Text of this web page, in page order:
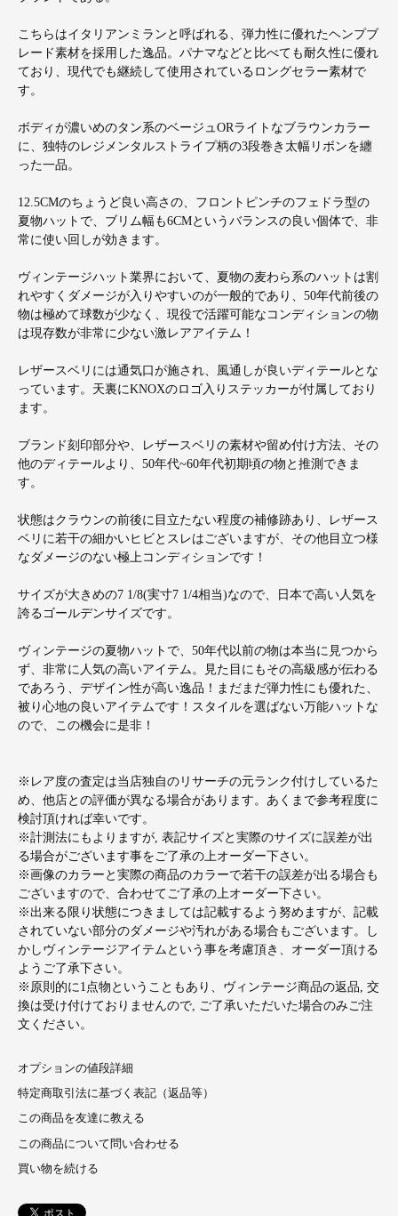
こちらはイタリアンミランと呼ばれる、弾力性に優れたヘンプブ
レード素材を採用した逸品。パナマなどと比べても耐久性に優れ
ており、現代でも継続して使用されているロングセラー素材で
す。
ボディが濃いめのタン系のベージュORライトなブラウンカラー
に、独特のレジメンタルストライプ柄の3段巻き太幅リボンを纏
った一品。
12.5CMのちょうど良い高さの、フロントピンチのフェドラ型の
夏物ハットで、ブリム幅も6CMというバランスの良い個体で、非
常に使い回しが効きます。
ヴィンテージハット業界において、夏物の麦わら系のハットは割
れやすくダメージが入りやすいのが一般的であり、50年代前後の
物は極めて球数が少なく、現役で活躍可能なコンディションの物
は現存数が非常に少ない激レアアイテム！
レザースベリには通気口が施され、風通しが良いディテールとな
っています。天裏にKNOXのロゴ入りステッカーが付属しており
ます。
ブランド刻印部分や、レザースベリの素材や留め付け方法、その
他のディテールより、50年代~60年代初期頃の物と推測できま
す。
状態はクラウンの前後に目立たない程度の補修跡あり、レザース
ベリに若干の細かいヒビとスレはございますが、その他目立つ様
なダメージのない極上コンディションです！
サイズが大きめの7 1/8(実寸7 1/4相当)なので、日本で高い人気を
誇るゴールデンサイズです。
ヴィンテージの夏物ハットで、50年代以前の物は本当に見つから
ず、非常に人気の高いアイテム。見た目にもその高級感が伝わる
であろう、デザイン性が高い逸品！まだまだ弾力性にも優れた、
被り心地の良いアイテムです！スタイルを選ばない万能ハットな
ので、この機会に是非！
※レア度の査定は当店独自のリサーチの元ランク付けしているた
め、他店との評価が異なる場合があります。あくまで参考程度に
検討頂ければ幸いです。
※計測法にもよりますが, 表記サイズと実際のサイズに誤差が出
る場合がございます事をご了承の上オーダー下さい。
※画像のカラーと実際の商品のカラーで若干の誤差が出る場合も
ございますので、合わせてご了承の上オーダー下さい。
※出来る限り状態につきましては記載するよう努めますが、記載
されていない部分のダメージや汚れがある場合もございます。し
かしヴィンテージアイテムという事を考慮頂き、オーダー頂ける
ようご了承下さい。
※原則的に1点物ということもあり、ヴィンテージ商品の返品, 交
換は受け付けておりませんので, ご了承いただいた場合のみご注
文ください。
オプションの値段詳細
特定商取引法に基づく表記（返品等）
この商品を友達に教える
この商品について問い合わせる
買い物を続ける